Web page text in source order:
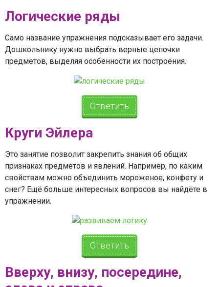
Логические ряды
Само название упражнения подсказывает его задачи.
Дошкольнику нужно выбрать верные цепочки
предметов, выделяя особенности их построения.
Ответить
Круги Эйлера
Это занятие позволит закрепить знания об общих
признаках предметов и явлений. Например, по каким
свойствам можно объединить мороженое, конфету и
снег? Ещё больше интересных вопросов вы найдёте в
упражнении.
Ответить
Вверху, внизу, посередине,